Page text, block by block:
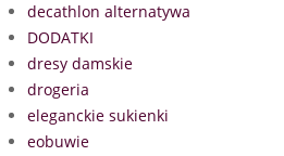
decathlon alternatywa
DODATKI
dresy damskie
drogeria
eleganckie sukienki
eobuwie